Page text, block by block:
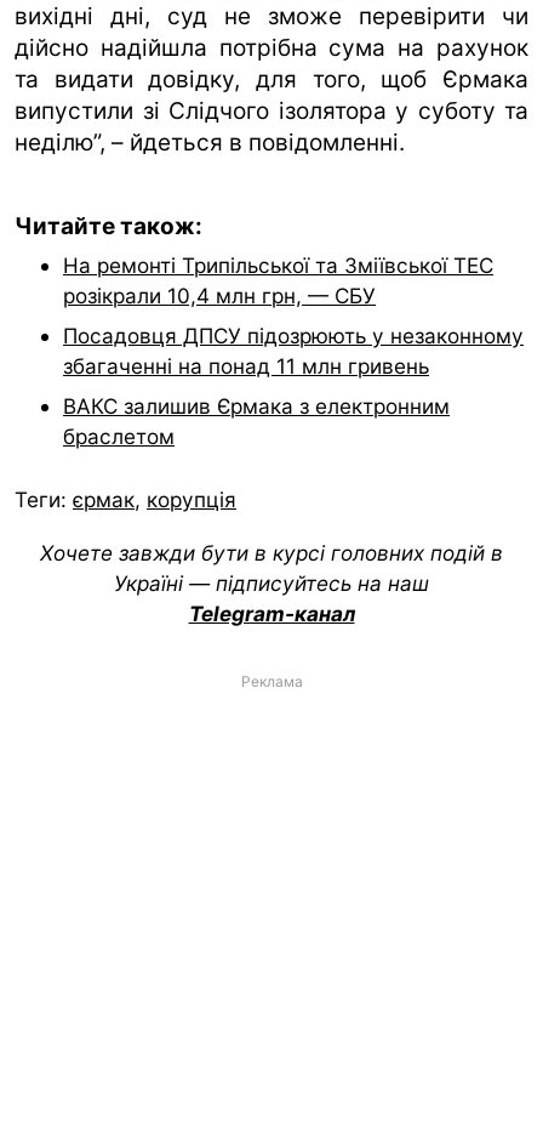
вихідні дні, суд не зможе перевірити чи
дійсно надійшла потрібна сума на рахунок
та видати довідку, для того, щоб Єрмака
випустили зі Слідчого ізолятора у суботу та
неділю”, – йдеться в повідомленні.
Читайте також:
На ремонті Трипільської та Зміївської ТЕС
розікрали 10,4 млн грн, — СБУ
Посадовця ДПСУ підозрюють у незаконному
збагаченні на понад 11 млн гривень
ВАКС залишив Єрмака з електронним
браслетом
Теги: єрмак, корупція
Хочете завжди бути в курсі головних подій в
Україні — підписуйтесь на наш
Telegram-канал
Реклама